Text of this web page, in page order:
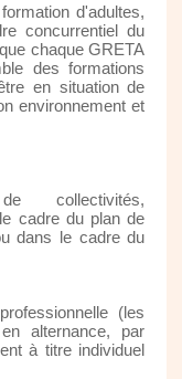
d'adultes,
concurrentiel du
chaque GRETA
des formations
en situation de
environnement et
collectivités,
cadre du plan de
dans le cadre du
(les
alternance, par
à titre individuel